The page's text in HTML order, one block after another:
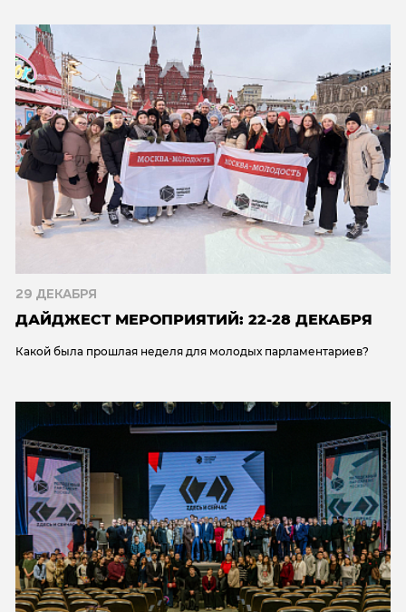
29 ДЕКАБРЯ
ДАЙДЖЕСТ МЕРОПРИЯТИЙ: 22-28 ДЕКАБРЯ
Какой была прошлая неделя для молодых парламентариев?